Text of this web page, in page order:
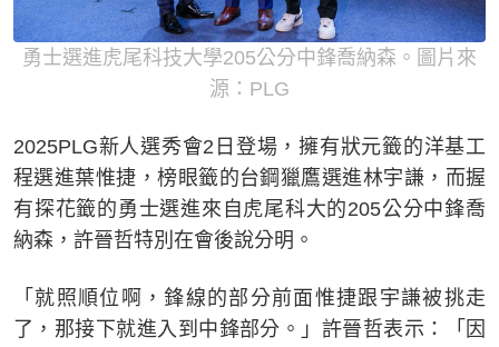
勇士選進虎尾科技大學205公分中鋒喬納森。圖片來
源：PLG
2025PLG新人選秀會2日登場，擁有狀元籤的洋基工
程選進葉惟捷，榜眼籤的台鋼獵鷹選進林宇謙，而握
有探花籤的勇士選進來自虎尾科大的205公分中鋒喬
納森，許晉哲特別在會後說分明。
「就照順位啊，鋒線的部分前面惟捷跟宇謙被挑走
了，那接下就進入到中鋒部分。」許晉哲表示：「因